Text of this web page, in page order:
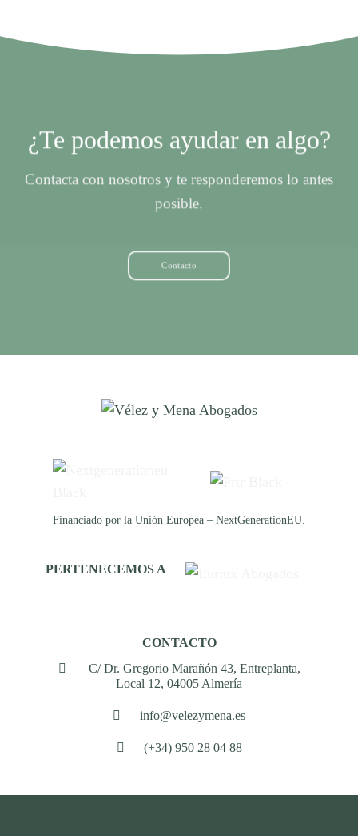
¿Te podemos ayudar en algo?
Contacta con nosotros y te responderemos lo antes
posible.
Contacto
Financiado por la Unión Europea – NextGenerationEU.
PERTENECEMOS A
CONTACTO
C/ Dr. Gregorio Marañón 43, Entreplanta,
Local 12, 04005 Almería
info@velezymena.es
(+34) 950 28 04 88